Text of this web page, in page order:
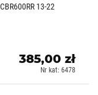
CBR600RR 13-22
385,00 zł
Nr kat: 6478